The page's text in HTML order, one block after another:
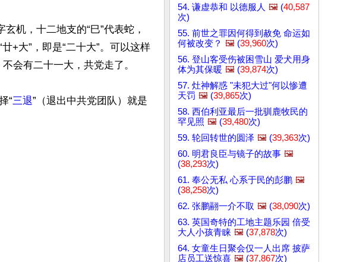
机，十二地支的“巳”代表蛇，
+大”，即是“二十大”。可以这样
会有二十一大，共党走了。
“三退”（退出中共党团队）就是
54. 谦虚恭和 以德服人 🖼️ (40,587
次)
55. 前世之罪因何得到赦免 命运如
何被改变？ 🖼️ (39,960次)
56. 登山客受伤被困雪山 爱犬用身
体为其保暖 🖼️ (39,874次)
57. 灶神解惑 "未犯大过"何以惨遭
天罚 🖼️ (39,865次)
58. 西伯利亚最后一批驯鹿牧民的
罕见照 🖼️ (39,480次)
59. 轮回转世的圆泽 🖼️ (39,363次)
60. 明君良臣与镜子的故事 🖼️
(38,293次)
61. 奉公无私 心系于民的彭鹏 🖼️
(38,258次)
62. 张鹏翮一介不取 🖼️ (38,090次)
63. 英国奇特的工地主题乐园 倍受
大人小孩青睐 🖼️ (37,878次)
64. 女童生日聚会仅一人出席 披萨
店员工送惊喜 🖼️ (37,867次)